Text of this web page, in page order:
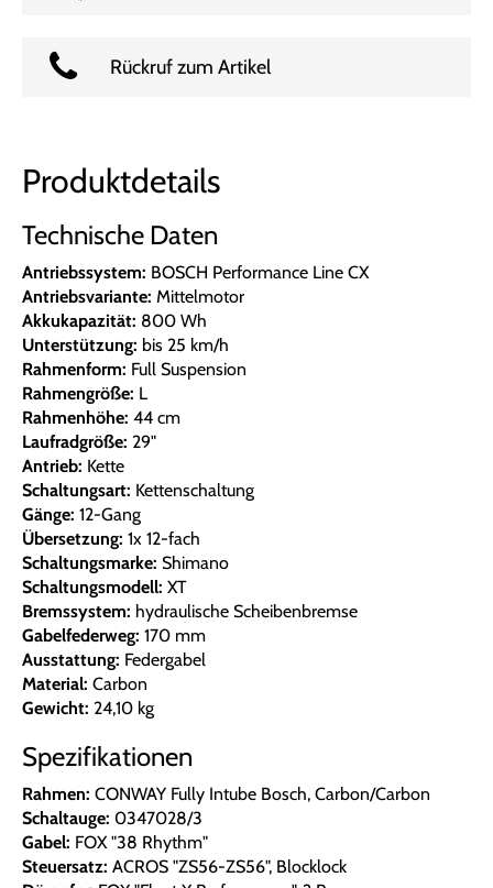
Rückruf zum Artikel
Produktdetails
Technische Daten
Antriebssystem: BOSCH Performance Line CX
Antriebsvariante: Mittelmotor
Akkukapazität: 800 Wh
Unterstützung: bis 25 km/h
Rahmenform: Full Suspension
Rahmengröße: L
Rahmenhöhe: 44 cm
Laufradgröße: 29"
Antrieb: Kette
Schaltungsart: Kettenschaltung
Gänge: 12-Gang
Übersetzung: 1x 12-fach
Schaltungsmarke: Shimano
Schaltungsmodell: XT
Bremssystem: hydraulische Scheibenbremse
Gabelfederweg: 170 mm
Ausstattung: Federgabel
Material: Carbon
Gewicht: 24,10 kg
Spezifikationen
Rahmen: CONWAY Fully Intube Bosch, Carbon/Carbon
Schaltauge: 0347028/3
Gabel: FOX "38 Rhythm"
Steuersatz: ACROS "ZS56-ZS56", Blocklock